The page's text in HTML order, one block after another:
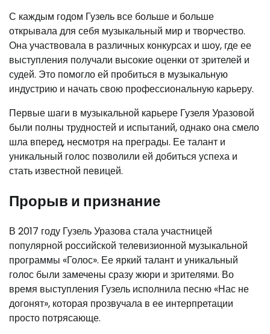
С каждым годом Гузель все больше и больше
открывала для себя музыкальный мир и творчество.
Она участвовала в различных конкурсах и шоу, где ее
выступления получали высокие оценки от зрителей и
судей. Это помогло ей пробиться в музыкальную
индустрию и начать свою профессиональную карьеру.
Первые шаги в музыкальной карьере Гузеля Уразовой
были полны трудностей и испытаний, однако она смело
шла вперед, несмотря на преграды. Ее талант и
уникальный голос позволили ей добиться успеха и
стать известной певицей.
Прорыв и признание
В 2017 году Гузель Уразова стала участницей
популярной российской телевизионной музыкальной
программы «Голос». Ее яркий талант и уникальный
голос были замечены сразу жюри и зрителями. Во
время выступления Гузель исполнила песню «Нас не
догонят», которая прозвучала в ее интерпретации
просто потрясающе.